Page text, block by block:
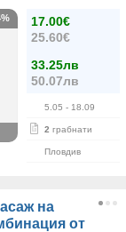
17.00€
25.60€
33.25лв
50.07лв
5.05 - 18.09
2 грабнати
Пловдив
на
от